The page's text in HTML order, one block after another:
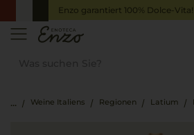
Enzo garantiert 100% Dolce-Vita!
Weine Italiens Regionen Latium